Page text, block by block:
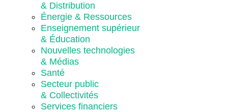
& Distribution
Énergie & Ressources
Enseignement supérieur
& Éducation
Nouvelles technologies
& Médias
Santé
Secteur public
& Collectivités
Services financiers